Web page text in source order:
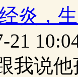
炎，
21
我说